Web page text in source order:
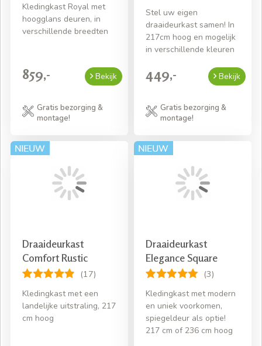
Kledingkast Royal met
hoogglans deuren, in
verschillende breedten
859,- Bekijk
Gratis bezorging &
montage!
Stel uw eigen
draaideurkast samen! In
217cm hoog en mogelijk
in verschillende kleuren
449,- Bekijk
Gratis bezorging &
montage!
Draaideurkast
Comfort Rustic
(17)
Kledingkast met een
landelijke uitstraling, 217
cm hoog
Draaideurkast
Elegance Square
(3)
Kledingkast met modern
en uniek voorkomen,
spiegeldeur als optie!
217 cm of 236 cm hoog